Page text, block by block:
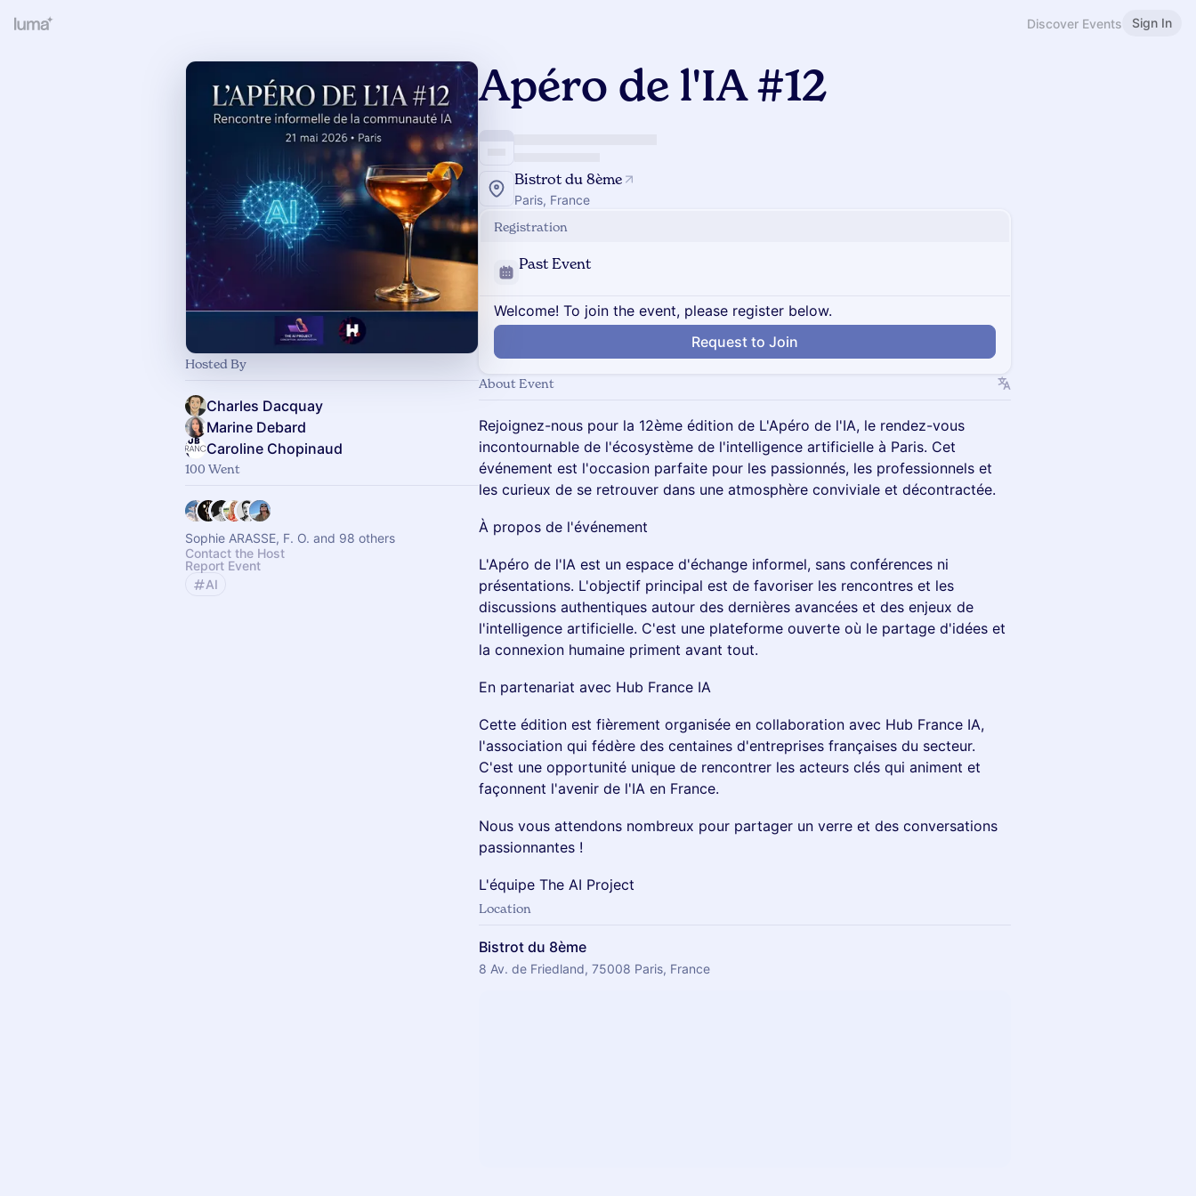
Discover Events Sign In
Hosted By
Charles Dacquay
Marine Debard
Caroline Chopinaud
100 Went
Sophie ARASSE, F. O. and 98 others
Contact the Host
Report Event
AI
Apéro de l'IA #12
Bistrot du 8ème
Paris, France
Registration
Past Event
Welcome! To join the event, please register below.
Request to Join
About Event
Rejoignez-nous pour la 12ème édition de L'Apéro de l'IA, le rendez-vous
incontournable de l'écosystème de l'intelligence artificielle à Paris. Cet
événement est l'occasion parfaite pour les passionnés, les professionnels et
les curieux de se retrouver dans une atmosphère conviviale et décontractée.
​À propos de l'événement
​L'Apéro de l'IA est un espace d'échange informel, sans conférences ni
présentations. L'objectif principal est de favoriser les rencontres et les
discussions authentiques autour des dernières avancées et des enjeux de
l'intelligence artificielle. C'est une plateforme ouverte où le partage d'idées et
la connexion humaine priment avant tout.
​En partenariat avec Hub France IA
​Cette édition est fièrement organisée en collaboration avec Hub France IA,
l'association qui fédère des centaines d'entreprises françaises du secteur.
C'est une opportunité unique de rencontrer les acteurs clés qui animent et
façonnent l'avenir de l'IA en France.
​Nous vous attendons nombreux pour partager un verre et des conversations
passionnantes !
​L'équipe The AI Project
Location
Bistrot du 8ème
8 Av. de Friedland, 75008 Paris, France